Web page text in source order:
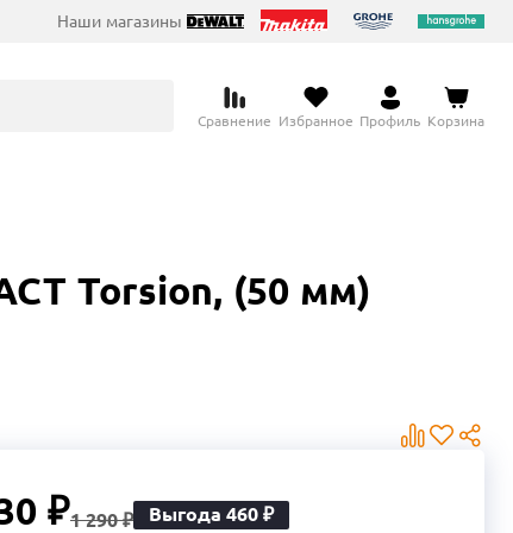
Наши магазины
Сравнение Избранное Профиль Корзина
Torsion, (50 мм)
₽1 290 ₽ Выгода 460 ₽